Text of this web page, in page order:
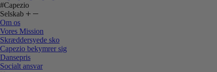
#Capezio
Selskab
Om os
Vores Mission
Skræddersyede sko
Capezio bekymrer sig
Dansepris
Socialt ansvar